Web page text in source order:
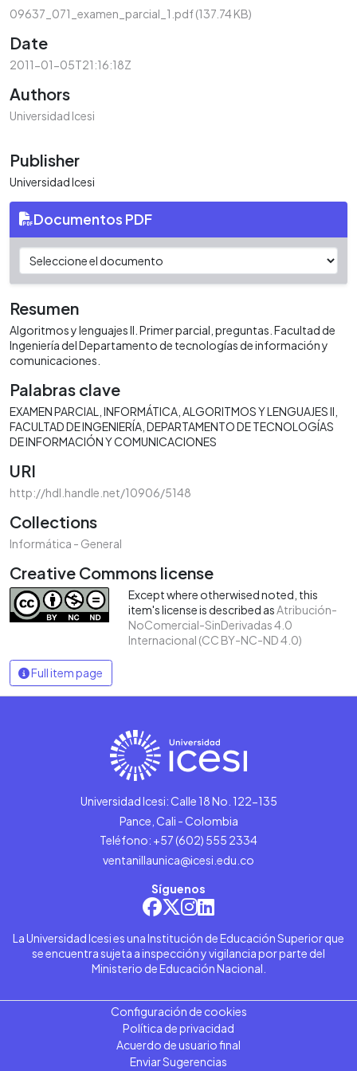
09637_071_examen_parcial_1.pdf(137.74 KB)
Date
2011-01-05T21:16:18Z
Authors
Universidad Icesi
Publisher
Universidad Icesi
Documentos PDF
Resumen
Algoritmos y lenguajes II. Primer parcial, preguntas. Facultad de
Ingeniería del Departamento de tecnologías de información y
comunicaciones.
Palabras clave
EXAMEN PARCIAL INFORMÁTICA ALGORITMOS Y LENGUAJES II
FACULTAD DE INGENIERÍA DEPARTAMENTO DE TECNOLOGÍAS
DE INFORMACIÓN Y COMUNICACIONES
URI
http://hdl.handle.net/10906/5148
Collections
Informática - General
Creative Commons license
Except where otherwised noted, this
item's license is described asAtribución-
NoComercial-SinDerivadas 4.0
Internacional (CC BY-NC-ND 4.0)
Full item page
Universidad Icesi: Calle 18 No. 122-135
Pance, Cali - Colombia
Teléfono: +57 (602) 555 2334
ventanillaunica@icesi.edu.co
Síguenos
La Universidad Icesi es una Institución de Educación Superior que
se encuentra sujeta a inspección y vigilancia por parte del
Ministerio de Educación Nacional.
Configuración de cookies
Política de privacidad
Acuerdo de usuario final
Enviar Sugerencias